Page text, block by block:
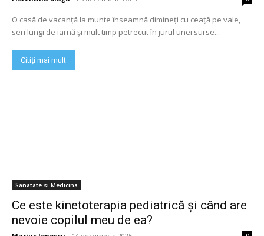
O casă de vacanță la munte înseamnă dimineți cu ceață pe vale,
seri lungi de iarnă și mult timp petrecut în jurul unei surse...
Citiți mai mult
Sanatate si Medicina
Ce este kinetoterapia pediatrică și când are
nevoie copilul meu de ea?